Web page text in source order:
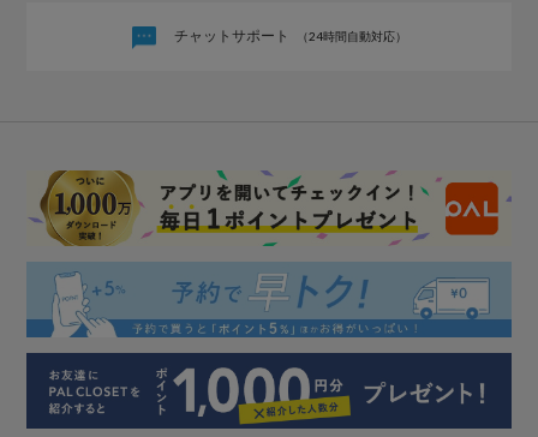
チャットサポート （24時間自動対応）